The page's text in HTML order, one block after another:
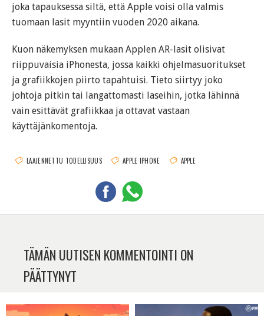
joka tapauksessa siltä, että Apple voisi olla valmis
tuomaan lasit myyntiin vuoden 2020 aikana.
Kuon näkemyksen mukaan Applen AR-lasit olisivat
riippuvaisia iPhonesta, jossa kaikki ohjelmasuoritukset
ja grafiikkojen piirto tapahtuisi. Tieto siirtyy joko
johtoja pitkin tai langattomasti laseihin, jotka lähinnä
vain esittävät grafiikkaa ja ottavat vastaan
käyttäjänkomentoja.
LAAJENNETTU TODELLISUUS APPLE IPHONE APPLE
TÄMÄN UUTISEN KOMMENTOINTI ON
PÄÄTTYNYT